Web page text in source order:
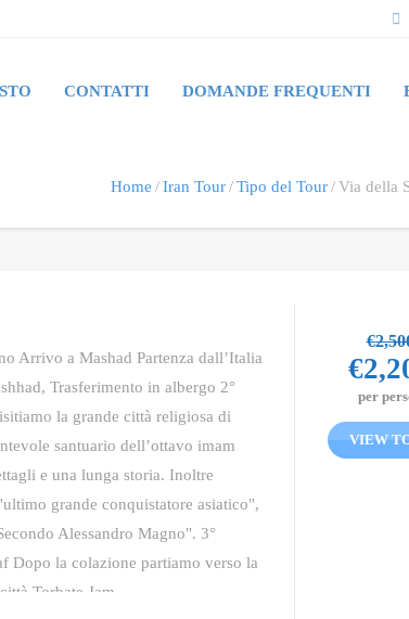
CONTATTI DOMANDE FREQUENTI
Home Iran Tour Tipo del Tour Via della
Arrivo a Mashad Partenza dall’Italia
Trasferimento in albergo 2°
la grande città religiosa di
santuario dell’ottavo imam
e una lunga storia. Inoltre
grande conquistatore asiatico",
Alessandro Magno". 3°
Dopo la colazione partiamo verso la
Torbate Jam
€
€
per
VIEW